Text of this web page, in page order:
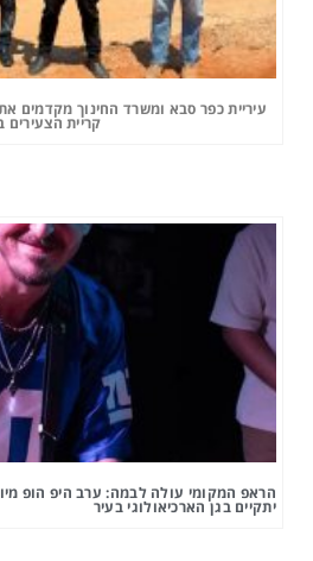
עיריית כפר סבא ומשרד החינוך מקדמים
קריית הצעירים
הראפ המקומי עולה לבמה: ערב היפ הופ
יתקיים בגן הארכיאולוגי בעיר